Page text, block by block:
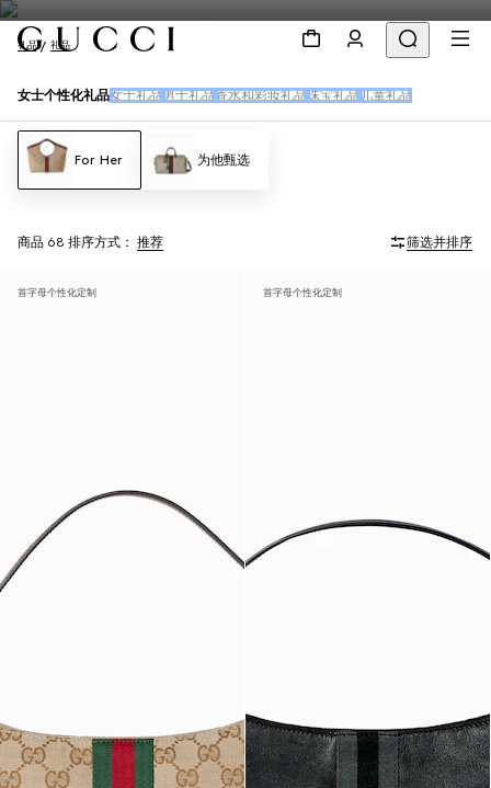
礼品 礼品
女士个性化礼品 女士礼品 男士礼品 香水和彩妆礼品 珠宝礼品 儿童礼品
For Her 为他甄选
商品 68 排序方式： 推荐 筛选并排序
首字母个性化定制 首字母个性化定制